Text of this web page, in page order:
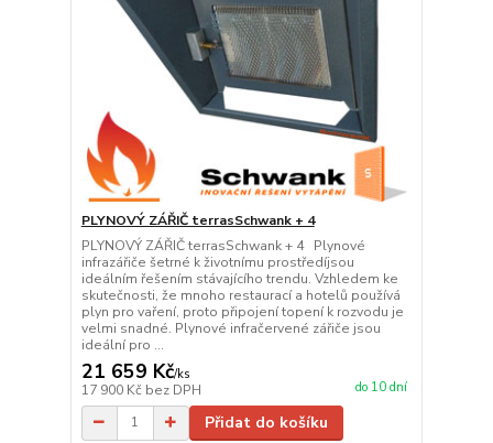
PLYNOVÝ ZÁŘIČ terrasSchwank + 4
PLYNOVÝ ZÁŘIČ terrasSchwank + 4 Plynové
infrazářiče šetrné k životnímu prostředíjsou
ideálním řešením stávajícího trendu. Vzhledem ke
skutečnosti, že mnoho restaurací a hotelů používá
plyn pro vaření, proto připojení topení k rozvodu je
velmi snadné. Plynové infračervené zářiče jsou
ideální pro ...
21 659 Kč/ks
17 900 Kč bez DPH do 10 dní
Přidat do košíku